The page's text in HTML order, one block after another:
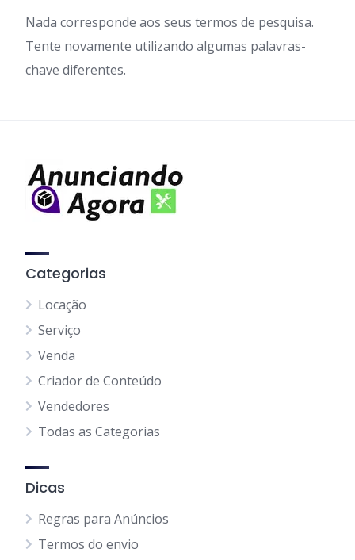
Nada corresponde aos seus termos de pesquisa.
Tente novamente utilizando algumas palavras-
chave diferentes.
Categorias
Locação
Serviço
Venda
Criador de Conteúdo
Vendedores
Todas as Categorias
Dicas
Regras para Anúncios
Termos do envio